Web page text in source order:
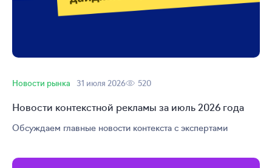
Новости рынка 31 июля 2026 520
Новости контекстной рекламы за июль 2026 года
Обсуждаем главные новости контекста с экспертами